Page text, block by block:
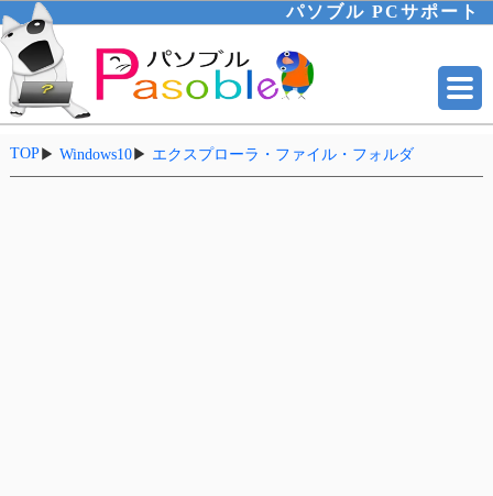
パソブル PCサポート
TOP▶ Windows10▶ エクスプローラ・ファイル・フォルダ